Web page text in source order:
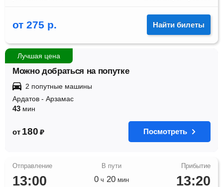
от 275 р. Найти билеты
Лучшая цена
Можно добраться на попутке
2 попутные машины
Ардатов - Арзамас
43 мин
от 180 ₽ Посмотреть
13:00 13:20
0 ч 20 мин